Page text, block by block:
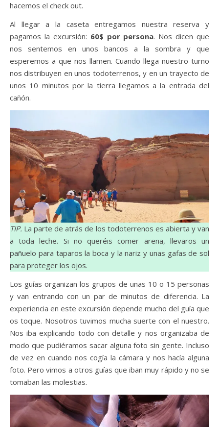
hacemos el check out.
Al llegar a la caseta entregamos nuestra reserva y
pagamos la excursión: 60$ por persona. Nos dicen que
nos sentemos en unos bancos a la sombra y que
esperemos a que nos llamen. Cuando llega nuestro turno
nos distribuyen en unos todoterrenos, y en un trayecto de
unos 10 minutos por la tierra llegamos a la entrada del
cañón.
TIP. La parte de atrás de los todoterrenos es abierta y van
a toda leche. Si no queréis comer arena, llevaros un
pañuelo para taparos la boca y la nariz y unas gafas de sol
para proteger los ojos.
Los guías organizan los grupos de unas 10 o 15 personas
y van entrando con un par de minutos de diferencia. La
experiencia en este excursión depende mucho del guía que
os toque. Nosotros tuvimos mucha suerte con el nuestro.
Nos iba explicando todo con detalle y nos organizaba de
modo que pudiéramos sacar alguna foto sin gente. Incluso
de vez en cuando nos cogía la cámara y nos hacía alguna
foto. Pero vimos a otros guías que iban muy rápido y no se
tomaban las molestias.